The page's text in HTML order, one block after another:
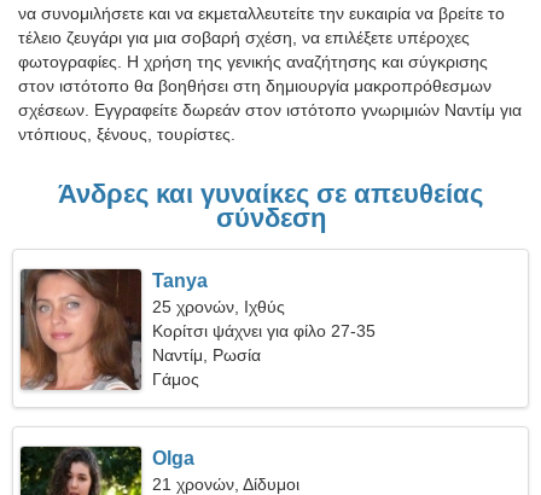
να συνομιλήσετε και να εκμεταλλευτείτε την ευκαιρία να βρείτε το
τέλειο ζευγάρι για μια σοβαρή σχέση, να επιλέξετε υπέροχες
φωτογραφίες. Η χρήση της γενικής αναζήτησης και σύγκρισης
στον ιστότοπο θα βοηθήσει στη δημιουργία μακροπρόθεσμων
σχέσεων. Εγγραφείτε δωρεάν στον ιστότοπο γνωριμιών Ναντίμ για
ντόπιους, ξένους, τουρίστες.
Άνδρες και γυναίκες σε απευθείας
σύνδεση
Tanya
25 χρονών, Ιχθύς
Κορίτσι ψάχνει για φίλο 27-35
Ναντίμ, Ρωσία
Γάμος
Olga
21 χρονών, Δίδυμοι